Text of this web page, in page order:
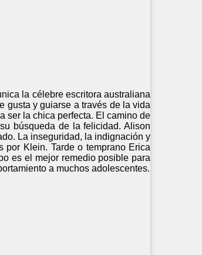
la célebre escritora australiana
gusta y guiarse a través de la vida
ser la chica perfecta. El camino de
búsqueda de la felicidad. Alison
La inseguridad, la indignación y
por Klein. Tarde o temprano Erica
es el mejor remedio posible para
a muchos adolescentes.